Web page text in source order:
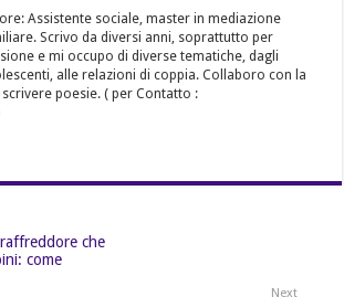
Assistente sociale, master in mediazione
Scrivo da diversi anni, soprattutto per
e mi occupo di diverse tematiche, dagli
alle relazioni di coppia. Collaboro con la
poesie. ( per Contatto :
che
come
Next